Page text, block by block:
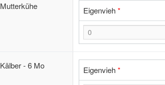
Mutterkühe Eigenvieh*
Kälber - 6 Mo Eigenvieh*